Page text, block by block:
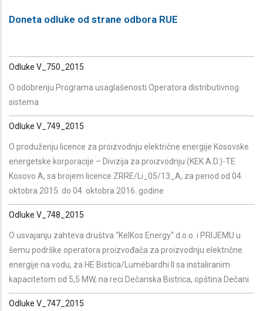
Doneta odluke od strane odbora RUE
Odluke V_750_2015
O odobrenju Programa usaglašenosti Operatora distributivnog
sistema
Odluke V_749_2015
O produženju licence za proizvodnju električne energije Kosovske
energetske korporacije – Divizija za proizvodnju (KEK A.D.)-TE
Kosovo A, sa brojem licence ZRRE/Li_05/13_A, za period od 04.
oktobra 2015. do 04. oktobra 2016. godine
Odluke V_748_2015
O usvajanju zahteva društva “KelKos Energy“ d.o.o. i PRIJEMU u
šemu podrške operatora proizvođača za proizvodnju električne
energije na vodu, za HE Bistica/Lumëbardhi II sa instaliranim
kapacitetom od 5,5 MW, na reci Dečanska Bistrica, opština Dečani
Odluke V_747_2015